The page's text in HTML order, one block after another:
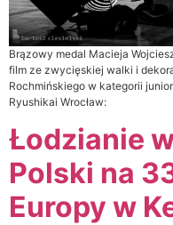
Brązowy medal Macieja
film ze zwycięskiej walki i
Rochmińskiego w kategorii
Ryushikai Wrocław:
Łodzianie
Polski na
Europy w